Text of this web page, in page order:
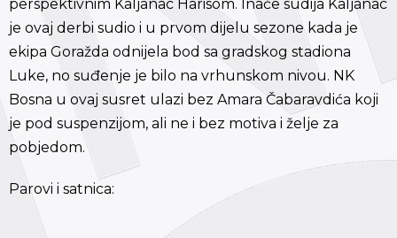
perspektivnim Kaljanac Harisom. Inače sudija Kaljanac
je ovaj derbi sudio i u prvom dijelu sezone kada je
ekipa Goražda odnijela bod sa gradskog stadiona
Luke, no suđenje je bilo na vrhunskom nivou. NK
Bosna u ovaj susret ulazi bez Amara Čabaravdića koji
je pod suspenzijom, ali ne i bez motiva i želje za
pobjedom.
Parovi i satnica: